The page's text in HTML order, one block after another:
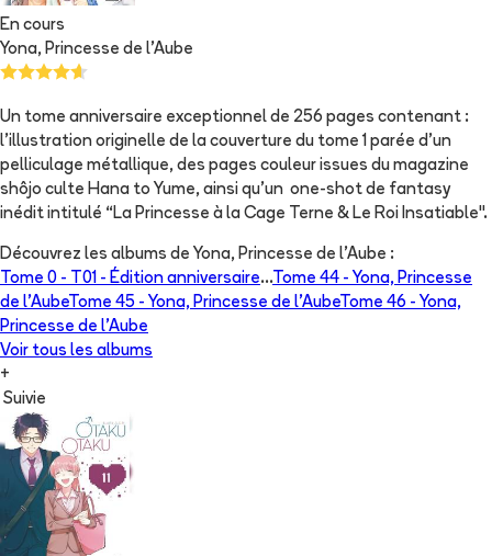
En cours
Yona, Princesse de l'Aube
Un tome anniversaire exceptionnel de 256 pages contenant :
l’illustration originelle de la couverture du tome 1 parée d’un
pelliculage métallique, des pages couleur issues du magazine
shôjo culte Hana to Yume, ainsi qu'un one-shot de fantasy
inédit intitulé “La Princesse à la Cage Terne & Le Roi Insatiable".
Découvrez les albums de Yona, Princesse de l'Aube :
Tome 0 -
T01 - Édition anniversaire...Tome 44 - Yona, Princesse
de l'AubeTome 45 - Yona, Princesse de l'AubeTome 46 - Yona,
Princesse de l'Aube
Voir tous les albums
+
Suivie